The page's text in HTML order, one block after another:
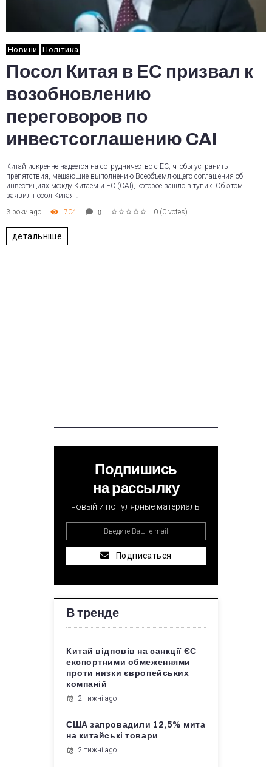
Новини Політика
Посол Китая в ЕС призвал к
возобновлению
переговоров по
инвестсоглашению CAI
Китай искренне надеется на сотрудничество с ЕС, чтобы устранить
препятствия, мешающие выполнению Всеобъемлющего соглашения об
инвестициях между Китаем и ЕС (CAI), которое зашло в тупик. Об этом
заявил посол Китая…
3 роки ago
704 0 0 (0 votes)
детальніше
Подпишись
на рассылку
новый и популярные материалы
Подписаться
В тренде
Китай відповів на санкції ЄС
експортними обмеженнями
проти низки європейських
компаній
2 тижні ago
США запровадили 12,5% мита
на китайські товари
2 тижні ago